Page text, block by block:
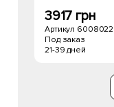
3917 грн
Артикул 6008022
Под заказ
21-39 дней